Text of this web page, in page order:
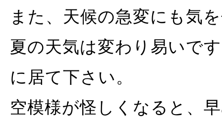
また、天候の急変にも気
夏の天気は変わり易いで
に居て下さい。
空模様が怪しくなると、